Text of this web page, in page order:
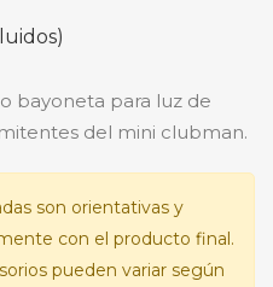
bayoneta para luz de
del mini clubman.
son orientativas y
con el producto final.
pueden variar según